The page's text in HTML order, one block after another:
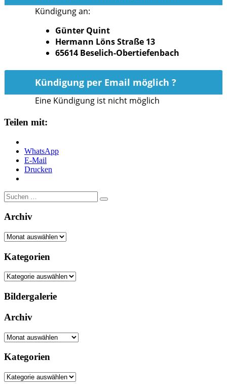
Kündigung an:
Günter Quint
Hermann Löns Straße 13
65614 Beselich-Obertiefenbach
Kündigung per Email möglich ?
Eine Kündigung ist nicht möglich
Teilen mit:
WhatsApp
E-Mail
Drucken
Suche
nach:
Archiv
Archiv
Kategorien
Kategorien
Bildergalerie
Archiv
Archiv
Kategorien
Kategorien